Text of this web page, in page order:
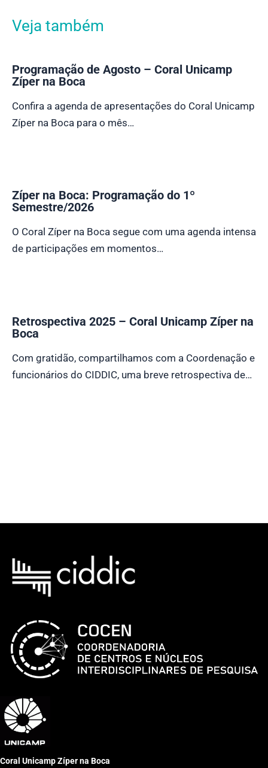
Veja também
Programação de Agosto – Coral Unicamp
Zíper na Boca
Confira a agenda de apresentações do Coral Unicamp
Zíper na Boca para o mês…
Zíper na Boca: Programação do 1º
Semestre/2026
O Coral Zíper na Boca segue com uma agenda intensa
de participações em momentos…
Retrospectiva 2025 – Coral Unicamp Zíper na
Boca
Com gratidão, compartilhamos com a Coordenação e
funcionários do CIDDIC, uma breve retrospectiva de…
Coral Unicamp Zíper na Boca